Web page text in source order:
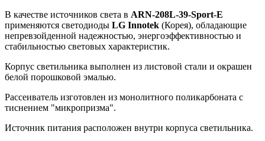
В качестве источников света в ARN-208L-39-Sport-E
применяются светодиоды LG Innotek (Корея), обладающие
непревзойденной надежностью, энергоэффективностью и
стабильностью световых характеристик.
Корпус светильника выполнен из листовой стали и окрашен
белой порошковой эмалью.
Рассеиватель изготовлен из монолитного поликарбоната с
тиснением "микропризма".
Источник питания расположен внутри корпуса светильника.